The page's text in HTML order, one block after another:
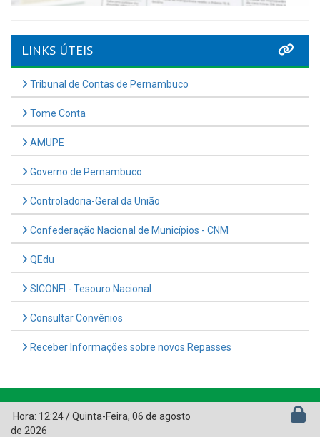
LINKS ÚTEIS
Tribunal de Contas de Pernambuco
Tome Conta
AMUPE
Governo de Pernambuco
Controladoria-Geral da União
Confederação Nacional de Municípios - CNM
QEdu
SICONFI - Tesouro Nacional
Consultar Convênios
Receber Informações sobre novos Repasses
Hora: 12:24/Quinta-Feira, 06 de agosto
de 2026